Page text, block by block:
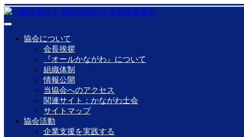
協会について
会長挨拶
『オールかながわ』について
組織体制
情報公開
当協会へのアクセス
関連サイト：かながわ士会
サイトマップ
協会活動
企業支援を実践する